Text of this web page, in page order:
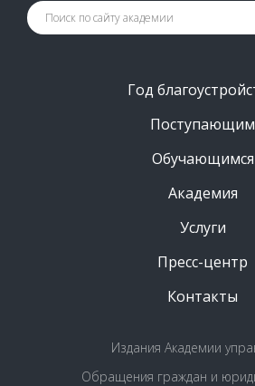
Год
Поступающим
Обучающимся
Академия
Услуги
Пресс-центр
Контакты
Издания Академии
Обращения граждан и